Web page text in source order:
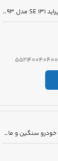
مزایده دولتی خودرو پراید 131 SE مدل 1393 رنگ سفید روغنی
مزایده دولتی تعدادی خودرو سنگین و ماشین آلات